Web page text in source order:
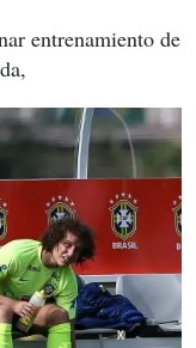
entrenamiento de
X